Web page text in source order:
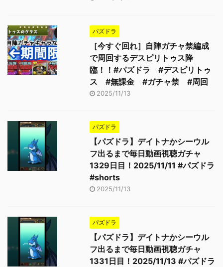
パズドラ
［今すぐ回れ］自陣ガチャ禁編成
で周回するデスピリトゥス降
臨！！#パズドラ #デスピリトゥ
ス #無課金 #ガチャ禁 #周回
2025/11/13
パズドラ
【パズドラ】デイトナかシーウル
フ出るまで毎日動画視聴ガチャ
1329日目！2025/11/11 #パズドラ
#shorts
2025/11/13
パズドラ
【パズドラ】デイトナかシーウル
フ出るまで毎日動画視聴ガチャ
1331日目！2025/11/13 #パズドラ